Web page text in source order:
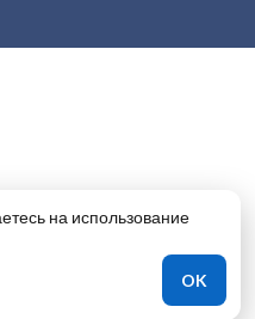
EC1V 2NX
на использование
OK